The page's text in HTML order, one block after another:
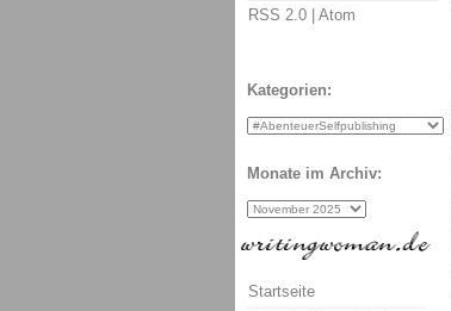
RSS 2.0 | Atom
Kategorien:
Monate im Archiv:
Startseite